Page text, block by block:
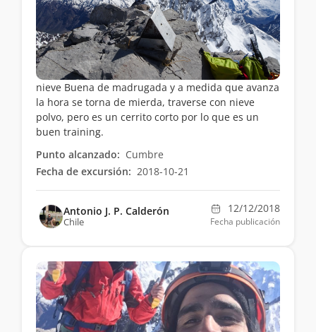
nieve Buena de madrugada y a medida que avanza
la hora se torna de mierda, traverse con nieve
polvo, pero es un cerrito corto por lo que es un
buen training.
Punto alcanzado: Cumbre
Fecha de excursión: 2018-10-21
Antonio J. P. Calderón
Chile
12/12/2018
Fecha publicación